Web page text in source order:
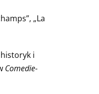
„La
i
Comedie-